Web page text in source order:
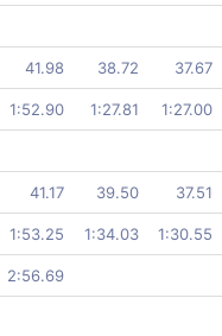
41.98 38.72 37.67
1:52.90 1:27.81 1:27.00
41.17 39.50 37.51
1:53.25 1:34.03 1:30.55
2:56.69